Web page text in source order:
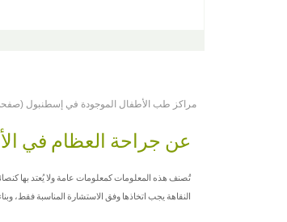
مراكز طب الأطفال الموجودة في إسطنبول (صفحة 1 من
عن جراحة العظام في
النقاهة يجب اتخاذها وفق الاستشارة المناسبة فقط،